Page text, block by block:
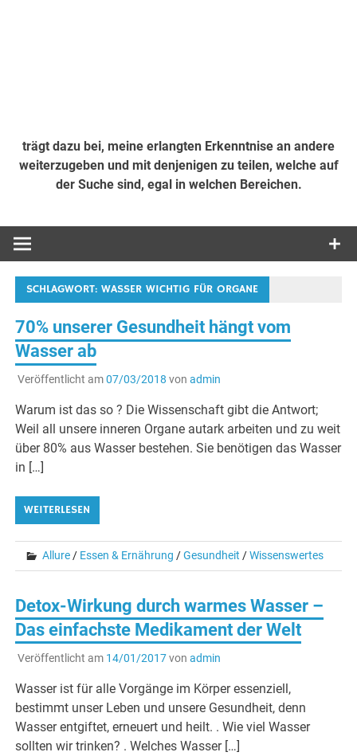
trägt dazu bei, meine erlangten Erkenntnise an andere
weiterzugeben und mit denjenigen zu teilen, welche auf
der Suche sind, egal in welchen Bereichen.
SCHLAGWORT:WASSER WICHTIG FÜR ORGANE
70% unserer Gesundheit hängt vom
Wasser ab
Veröffentlicht am07/03/2018 von admin
Warum ist das so ? Die Wissenschaft gibt die Antwort;
Weil all unsere inneren Organe autark arbeiten und zu weit
über 80% aus Wasser bestehen. Sie benötigen das Wasser
in […]
WEITERLESEN
Allure/ Essen & Ernährung /Gesundheit /Wissenswertes
Detox-Wirkung durch warmes Wasser –
Das einfachste Medikament der Welt
Veröffentlicht am 14/01/2017von admin
Wasser ist für alle Vorgänge im Körper essenziell,
bestimmt unser Leben und unsere Gesundheit, denn
Wasser entgiftet, erneuert und heilt. . Wie viel Wasser
sollten wir trinken? . Welches Wasser […]